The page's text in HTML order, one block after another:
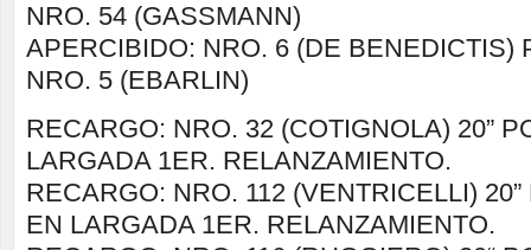
NRO. 54 (GASSMANN)
APERCIBIDO: NRO. 6 (DE BENEDICTIS)
NRO. 5 (EBARLIN)
RECARGO: NRO. 32 (COTIGNOLA) 20”
LARGADA 1ER. RELANZAMIENTO.
RECARGO: NRO. 112 (VENTRICELLI)
EN LARGADA 1ER. RELANZAMIENTO.